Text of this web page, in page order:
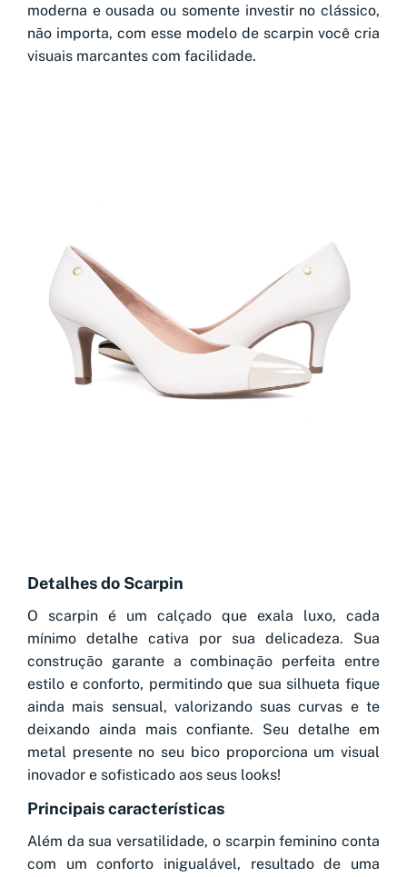
moderna e ousada ou somente investir no clássico,
não importa, com esse modelo de scarpin você cria
visuais marcantes com facilidade.
Detalhes do Scarpin
O scarpin é um calçado que exala luxo, cada
mínimo detalhe cativa por sua delicadeza. Sua
construção garante a combinação perfeita entre
estilo e conforto, permitindo que sua silhueta fique
ainda mais sensual, valorizando suas curvas e te
deixando ainda mais confiante. Seu detalhe em
metal presente no seu bico proporciona um visual
inovador e sofisticado aos seus looks!
Principais características
Além da sua versatilidade, o scarpin feminino conta
com um conforto inigualável, resultado de uma